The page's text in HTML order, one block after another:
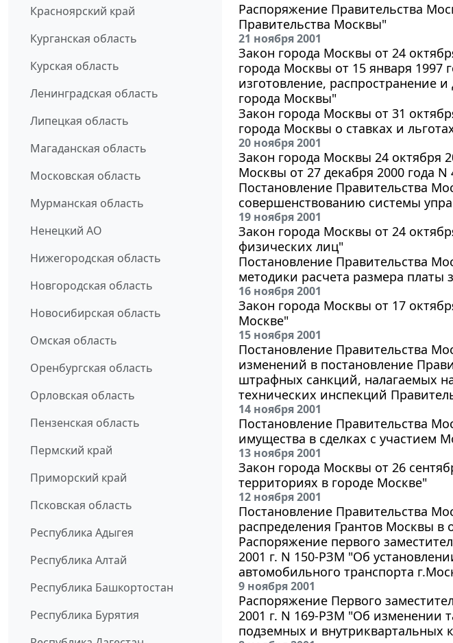
Красноярский край
Курганская область
Курская область
Ленинградская область
Липецкая область
Магаданская область
Московская область
Мурманская область
Ненецкий АО
Нижегородская область
Новгородская область
Новосибирская область
Омская область
Оренбургская область
Орловская область
Пензенская область
Пермский край
Приморский край
Псковская область
Республика Адыгея
Республика Алтай
Республика Башкортостан
Республика Бурятия
Распоряжение Правительства
Правительства Москвы"
21 ноября 2001
Закон города Москвы от 24
города Москвы от 15 января 1997
изготовление, распространение
города Москвы"
Закон города Москвы от 31
города Москвы о ставках и
20 ноября 2001
Закон города Москвы 24 октября
Москвы от 27 декабря 2000 года
Постановление Правительства
совершенствованию системы
19 ноября 2001
Закон города Москвы от 24
физических лиц"
Постановление Правительства
методики расчета размера платы
16 ноября 2001
Закон города Москвы от 17
Москве"
15 ноября 2001
Постановление Правительства
изменений в постановление
штрафных санкций, налагаемых
технических инспекций
14 ноября 2001
Постановление Правительства
имущества в сделках с участием
13 ноября 2001
Закон города Москвы от 26
территориях в городе Москве"
12 ноября 2001
Постановление Правительства
распределения Грантов Москвы в
Распоряжение первого
2001 г. N 150-РЗМ "Об
автомобильного транспорта
9 ноября 2001
Распоряжение Первого
2001 г. N 169-РЗМ "Об изменении
подземных и внутриквартальных